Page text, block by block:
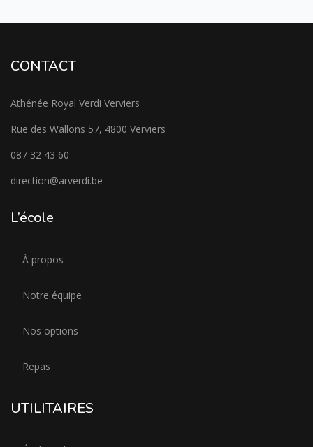
CONTACT
Athénée Royal Verdi Verviers
Rue des Wallons 57, 4800 Verviers
087 32 43 60
direction@arverdi.be
L’école
À propos
Notre équipe
Nos options
Repas
UTILITAIRES